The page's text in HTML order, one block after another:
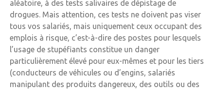
aléatoire, à des tests salivaires de dépistage de
drogues. Mais attention, ces tests ne doivent pas viser
tous vos salariés, mais uniquement ceux occupant des
emplois à risque, c’est-à-dire des postes pour lesquels
l’usage de stupéfiants constitue un danger
particulièrement élevé pour eux-mêmes et pour les tiers
(conducteurs de véhicules ou d’engins, salariés
manipulant des produits dangereux, des outils ou des